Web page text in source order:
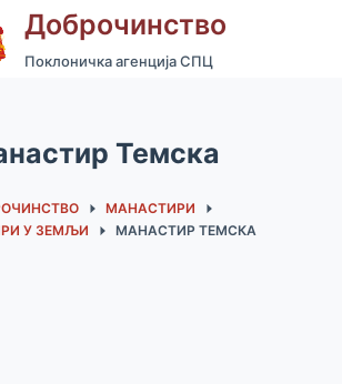
Доброчинство
Поклоничка агенција СПЦ
Темска
МАНАСТИРИ
У ЗЕМЉИ
МАНАСТИР ТЕМСКА